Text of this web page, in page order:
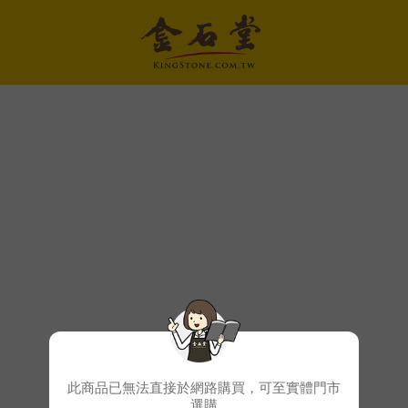
此商品已無法直接於網路購買，可至實體門市
選購